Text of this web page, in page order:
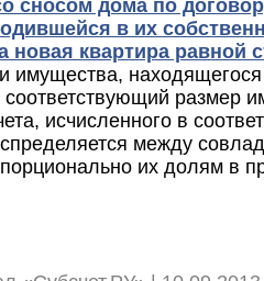
сносом дома по
в их
новая квартира равной
имущества,
соответствующий размер
исчисленного в
между
их долям в